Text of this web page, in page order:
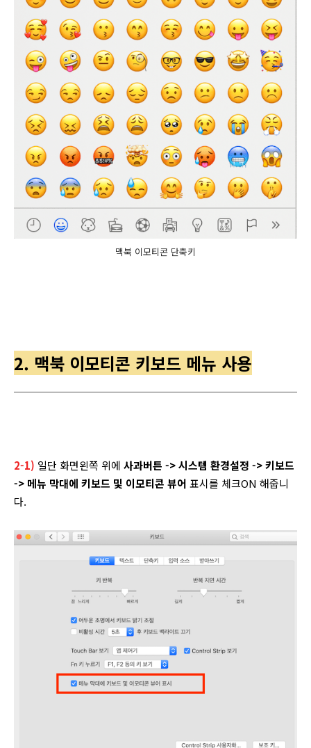
맥북 이모티콘 단축키
2. 맥북 이모티콘 키보드 메뉴 사용
2-1) 일단 화면왼쪽 위에 사과버튼 -> 시스템 환경설정 -> 키보드
-> 메뉴 막대에 키보드 및 이모티콘 뷰어 표시를 체크ON 해줍니
다.